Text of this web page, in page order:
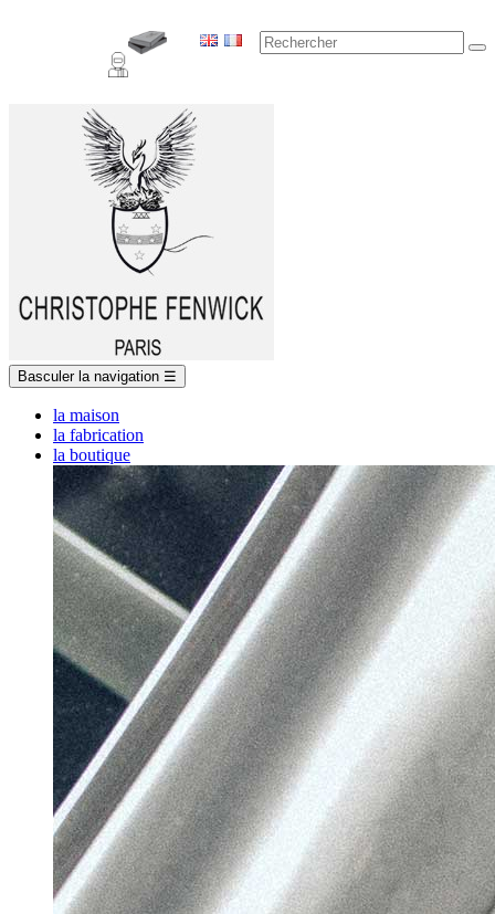
Basculer la navigation ☰
la maison
la fabrication
la boutique